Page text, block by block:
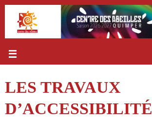
Passer
contenu
LES TRAVAUX
D’ACCESSIBILITÉ